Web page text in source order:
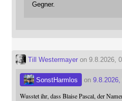
Gegner.
Till Westermayeron 9.8.2026,
SonstHarmlos on 9.8.2026,
Wusstet ihr, dass Blaise Pascal, der